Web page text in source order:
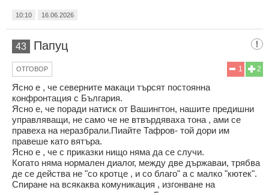
10:10 16.06.2026
43 Папуц
2
1
ОТГОВОР
Ясно е , че северните макаци търсят постоянна
конфронтация с България.
Ясно е, че поради натиск от Вашингтон, нашите предишни
управляващи, не само че не втвърдяваха тона , ами се
правеха на неразбрали.Пиайте Тафров- той дори им
правеше като вятъра.
Ясно е , че с приказки нищо няма да се случи.
Когато няма нормален диалог, между две държаваи, трябва
де се действа не "со кротце , и со благо" а с малко "кютек".
Спиране на всякаква комуникация , изгонване на